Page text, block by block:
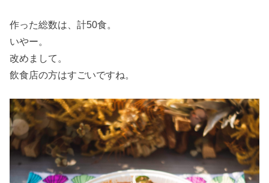
作った総数は、計50食。
いやー。
改めまして。
飲食店の方はすごいですね。